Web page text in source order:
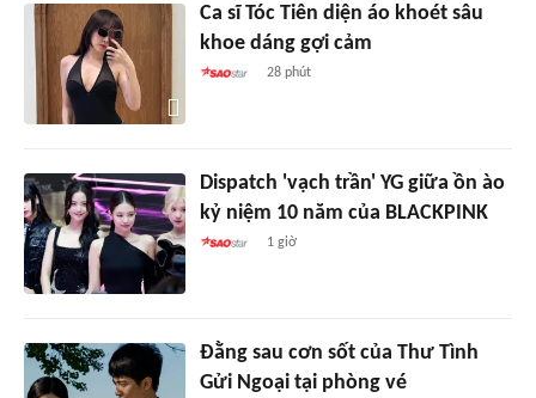
Ca sĩ Tóc Tiên diện áo khoét sâu
khoe dáng gợi cảm
28 phút
Dispatch 'vạch trần' YG giữa ồn ào
kỷ niệm 10 năm của BLACKPINK
1 giờ
Đằng sau cơn sốt của Thư Tình
Gửi Ngoại tại phòng vé